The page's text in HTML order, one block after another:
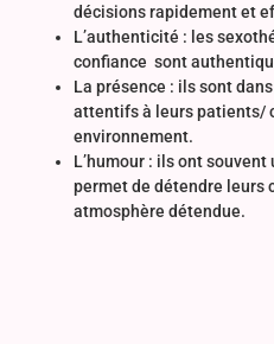
décisions rapidement et
L’authenticité : les
confiance sont
La présence : ils sont
attentifs à leurs patients/
environnement.
L’humour : ils ont souvent
permet de détendre leurs
atmosphère détendue.